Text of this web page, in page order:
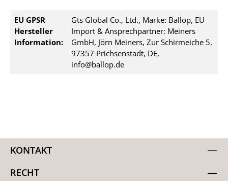
EU GPSR
Hersteller
Information:
Gts Global Co., Ltd., Marke: Ballop, EU
Import & Ansprechpartner: Meiners
GmbH, Jörn Meiners, Zur Schirmeiche 5,
97357 Prichsenstadt, DE,
info@ballop.de
KONTAKT
RECHT